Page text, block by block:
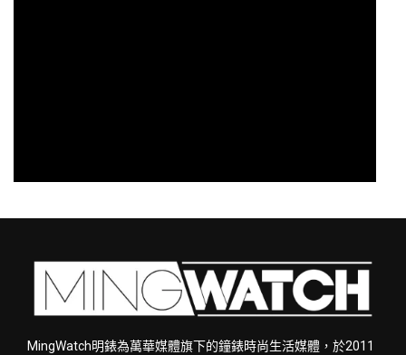
MingWatch明錶為萬華媒體旗下的鐘錶時尚生活媒體，於2011